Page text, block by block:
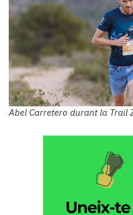
Abel Carretero durant la Trail